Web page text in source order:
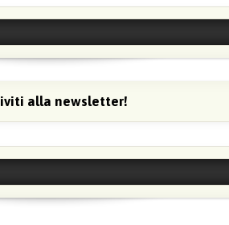
alla newsletter!